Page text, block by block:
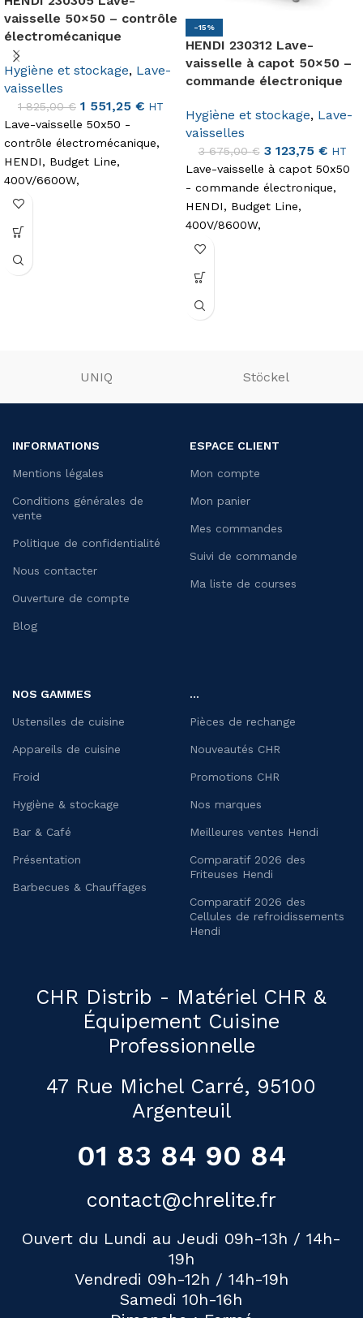
vaisselle 50×50 – contrôle
électromécanique
Hygiène et stockage, Lave-
vaisselles
1 825,00€ 1 551,25 € HT
Lave-vaisselle 50x50 -
contrôle électromécanique,
HENDI, Budget Line,
400V/6600W,
570x600x(H)830mm
-15%
HENDI 230312 Lave-
vaisselle à capot 50×50 –
commande électronique
Hygiène et stockage, Lave-
vaisselles
3 675,00€ 3 123,75 € HT
Lave-vaisselle à capot 50x50
- commande électronique,
HENDI, Budget Line,
400V/8600W,
745x900x(H)1406mm
UNIQ Stöckel
INFORMATIONS
Mentions légales
Conditions générales de
vente
Politique de confidentialité
Nous contacter
Ouverture de compte
Blog
ESPACE CLIENT
Mon compte
Mon panier
Mes commandes
Suivi de commande
Ma liste de courses
NOS GAMMES
Ustensiles de cuisine
Appareils de cuisine
Froid
Hygiène & stockage
Bar & Café
Présentation
Barbecues & Chauffages
...
Pièces de rechange
Nouveautés CHR
Promotions CHR
Nos marques
Meilleures ventes Hendi
Comparatif 2026 des
Friteuses Hendi
Comparatif 2026 des
Cellules de refroidissements
Hendi
CHR Distrib - Matériel CHR &
Équipement Cuisine
Professionnelle
47 Rue Michel Carré, 95100
Argenteuil
01 83 84 90 84
contact@chrelite.fr
Ouvert du Lundi au Jeudi 09h-13h / 14h-
19h
Vendredi 09h-12h / 14h-19h
Samedi 10h-16h